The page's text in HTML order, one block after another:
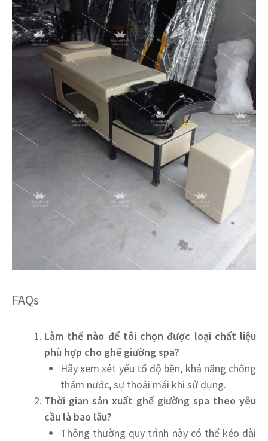
FAQs
Làm thế nào để tôi chọn được loại chất liệu
phù hợp cho ghế giường spa?
Hãy xem xét yếu tố độ bền, khả năng chống
thấm nước, sự thoải mái khi sử dụng.
Thời gian sản xuất ghế giường spa theo yêu
cầu là bao lâu?
Thông thường quy trình này có thể kéo dài